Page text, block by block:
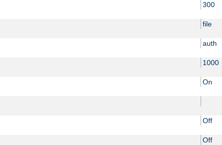
300
file
auth
1000
On
Off
Off